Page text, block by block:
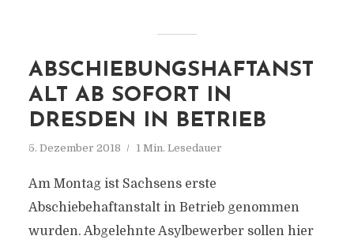
ABSCHIEBUNGSHAFTANST
ALT AB SOFORT IN
DRESDEN IN BETRIEB
5. Dezember 2018 1 Min. Lesedauer
Am Montag ist Sachsens erste
Abschiebehaftanstalt in Betrieb genommen
wurden. Abgelehnte Asylbewerber sollen hier